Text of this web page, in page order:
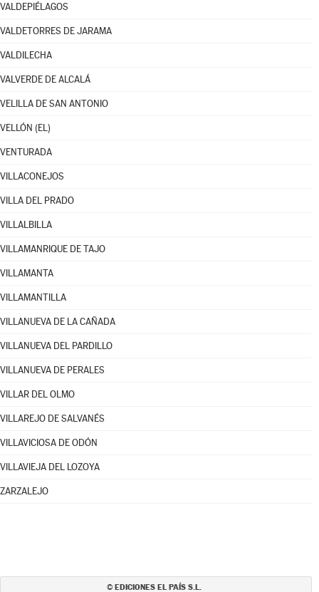
VALDEPIÉLAGOS
VALDETORRES DE JARAMA
VALDILECHA
VALVERDE DE ALCALÁ
VELILLA DE SAN ANTONIO
VELLÓN (EL)
VENTURADA
VILLACONEJOS
VILLA DEL PRADO
VILLALBILLA
VILLAMANRIQUE DE TAJO
VILLAMANTA
VILLAMANTILLA
VILLANUEVA DE LA CAÑADA
VILLANUEVA DEL PARDILLO
VILLANUEVA DE PERALES
VILLAR DEL OLMO
VILLAREJO DE SALVANÉS
VILLAVICIOSA DE ODÓN
VILLAVIEJA DEL LOZOYA
ZARZALEJO
© EDICIONES EL PAÍS S.L.